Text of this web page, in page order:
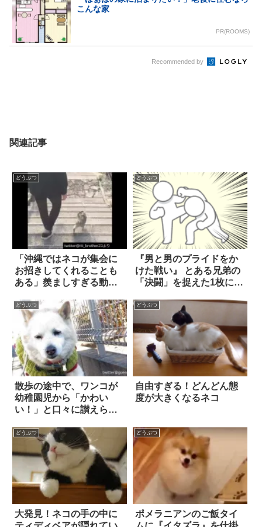
こんな家
PR(ROOMS)
Recommended by
関連記事
どうぶつ
「沖縄ではネコが集会に
お招きしてくれることも
ある」羨ましすぎる動画
どうぶつ
『男と男のプライドをか
けた戦い』 とある兄弟の
「決闘」を捉えた1枚に、
どうぶつ
散歩の途中で、ワンコが
幼稚園児から「かわい
い！」と口々に讃えられ
どうぶつ
自由すぎる！どんどん態
度が大きくなるネコ
どうぶつ
大発見！ネコの手の中に
どうぶつ
ポメラニアンのご飯タイ